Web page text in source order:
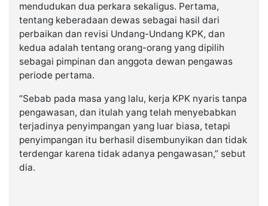
mendudukan dua perkara sekaligus. Pertama,
tentang keberadaan dewas sebagai hasil dari
perbaikan dan revisi Undang-Undang KPK, dan
kedua adalah tentang orang-orang yang dipilih
sebagai pimpinan dan anggota dewan pengawas
periode pertama.
“Sebab pada masa yang lalu, kerja KPK nyaris tanpa
pengawasan, dan itulah yang telah menyebabkan
terjadinya penyimpangan yang luar biasa, tetapi
penyimpangan itu berhasil disembunyikan dan tidak
terdengar karena tidak adanya pengawasan,” sebut
dia.